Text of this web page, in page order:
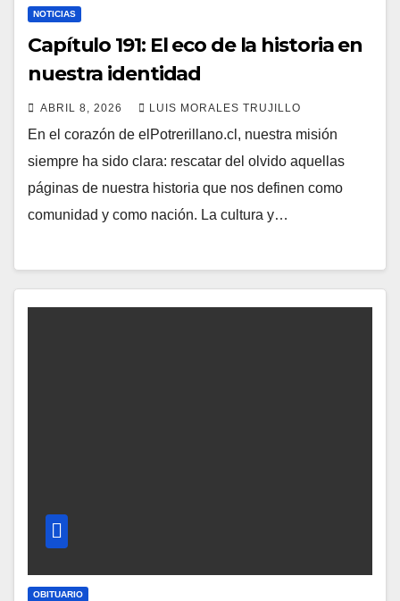
NOTICIAS
Capítulo 191: El eco de la historia en
nuestra identidad
ABRIL 8, 2026 LUIS MORALES TRUJILLO
En el corazón de elPotrerillano.cl, nuestra misión
siempre ha sido clara: rescatar del olvido aquellas
páginas de nuestra historia que nos definen como
comunidad y como nación. La cultura y…
OBITUARIO